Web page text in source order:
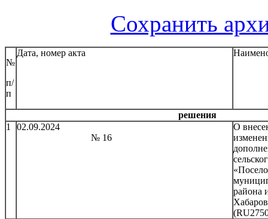
Сохранить
№
п/
п
Дата, номер акта
решения
1
02.09.2024
№ 16
О
района